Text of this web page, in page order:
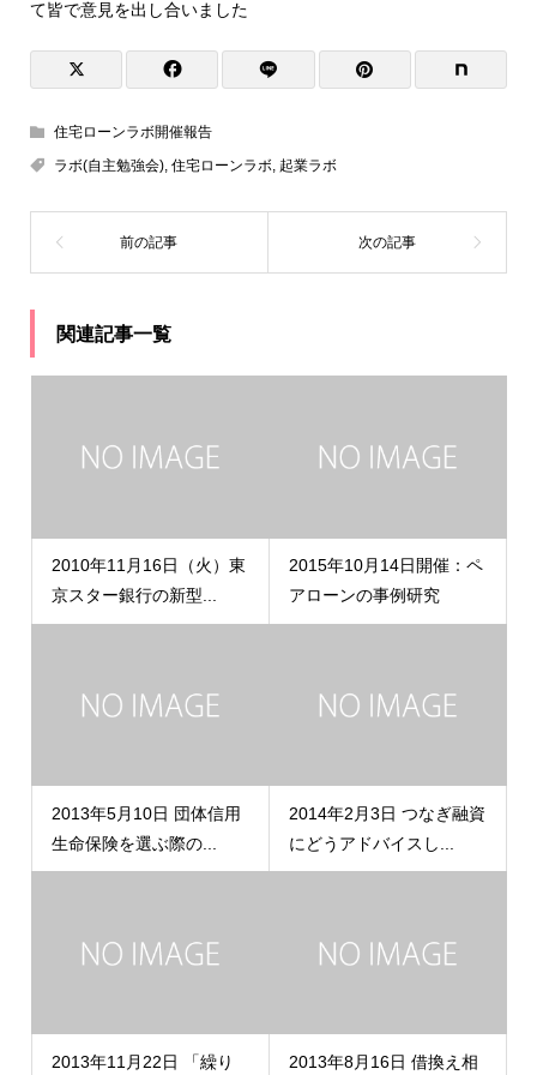
て皆で意見を出し合いました
住宅ローンラボ開催報告
ラボ(自主勉強会), 住宅ローンラボ, 起業ラボ
関連記事一覧
2010年11月16日（火）東
京スター銀行の新型...
2015年10月14日開催：ペ
アローンの事例研究
2013年5月10日 団体信用
生命保険を選ぶ際の...
2014年2月3日 つなぎ融資
にどうアドバイスし...
2013年11月22日 「繰り
2013年8月16日 借換え相